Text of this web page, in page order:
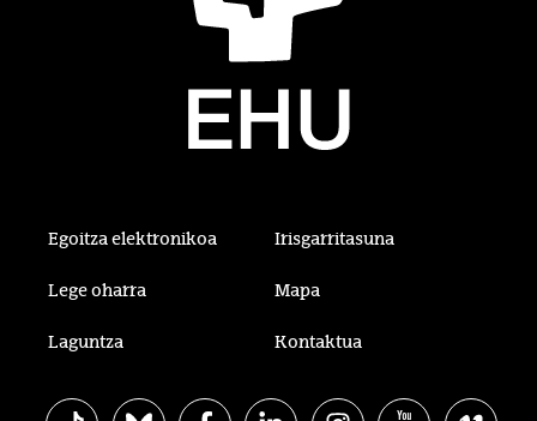
Egoitza elektronikoa Irisgarritasuna
Lege oharra Mapa
Laguntza Kontaktua